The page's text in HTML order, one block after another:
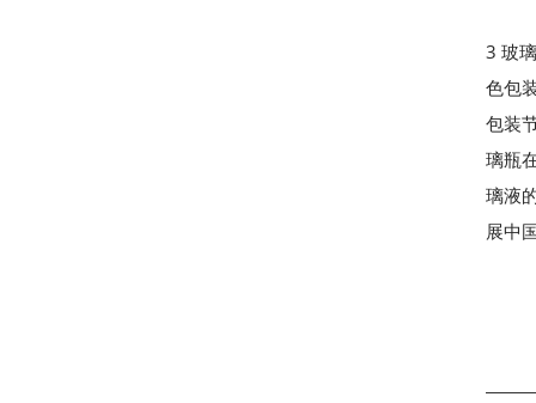
3 玻
色包
包装
璃瓶
璃液
展中